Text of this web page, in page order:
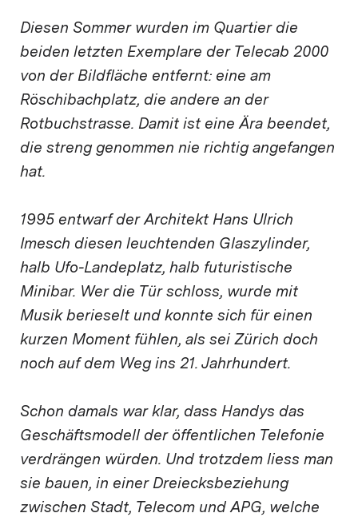
Diesen Sommer wurden im Quartier die
beiden letzten Exemplare der Telecab 2000
von der Bildfläche entfernt: eine am
Röschibachplatz, die andere an der
Rotbuchstrasse. Damit ist eine Ära beendet,
die streng genommen nie richtig angefangen
hat.
1995 entwarf der Architekt Hans Ulrich
Imesch diesen leuchtenden Glaszylinder,
halb Ufo-Landeplatz, halb futuristische
Minibar. Wer die Tür schloss, wurde mit
Musik berieselt und konnte sich für einen
kurzen Moment fühlen, als sei Zürich doch
noch auf dem Weg ins 21. Jahrhundert.
Schon damals war klar, dass Handys das
Geschäftsmodell der öffentlichen Telefonie
verdrängen würden. Und trotzdem liess man
sie bauen, in einer Dreiecksbeziehung
zwischen Stadt, Telecom und APG, welche